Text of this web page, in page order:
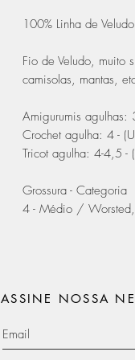
100% Linha de
Fio de Veludo, muito
camisolas, mantas,
Amigurumis
Crochet agulha: 4 -
Tricot agulha: 4-4,5 -
Grossura - Categoria
4 - Médio /
ASSINE NOSSA